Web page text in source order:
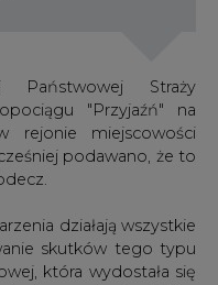
Państwowej Straży
"Przyjaźń" na
rejonie miejscowości
podawano, że to
działają wszystkie
skutków tego typu
która wydostała się